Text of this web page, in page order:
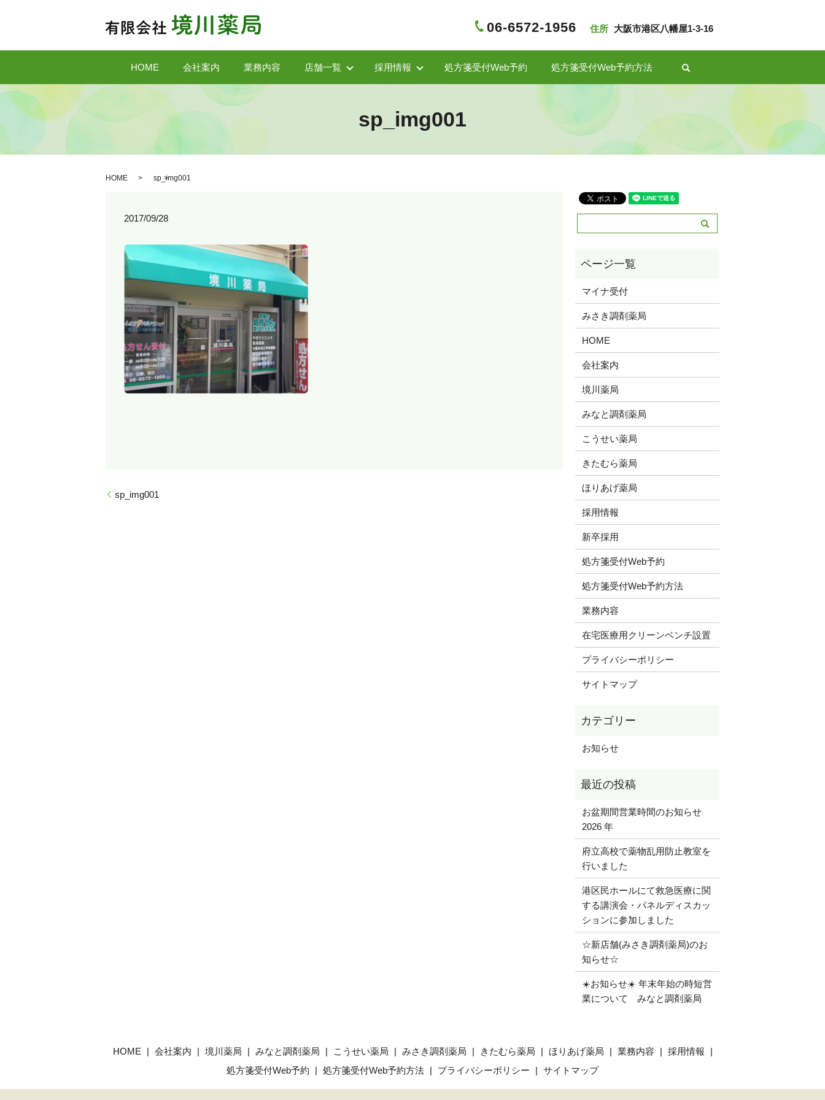
06-6572-1956 住所 大阪市港区八幡屋1-3-16
HOME 会社案内 業務内容 店舗一覧 採用情報 処方箋受付Web予約 処方箋受付Web予約方法
sp_img001
HOME sp_img001
2017/09/28
sp_img001
マイナ受付
みさき調剤薬局
HOME
会社案内
境川薬局
みなと調剤薬局
こうせい薬局
きたむら薬局
ほりあげ薬局
採用情報
新卒採用
処方箋受付Web予約
処方箋受付Web予約方法
業務内容
在宅医療用クリーンベンチ設置
プライバシーポリシー
サイトマップ
お知らせ
お盆期間営業時間のお知らせ
2026 年
府立高校で薬物乱用防止教室を
行いました
港区民ホールにて救急医療に関
する講演会・パネルディスカッ
ションに参加しました
☆新店舗(みさき調剤薬局)のお
知らせ☆
☀️お知らせ☀️ 年末年始の時短営
業について みなと調剤薬局
HOME 会社案内 境川薬局 みなと調剤薬局 こうせい薬局 みさき調剤薬局 きたむら薬局 ほりあげ薬局 業務内容
採用情報
処方箋受付Web予約
処方箋受付Web予約方法 プライバシーポリシー サイトマップ